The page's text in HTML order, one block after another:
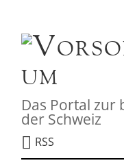
Das Portal zur
der Schweiz
RSS